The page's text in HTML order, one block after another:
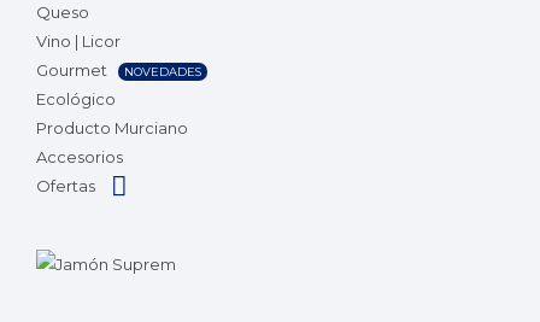
Queso
Vino | Licor
Gourmet
NOVEDADES
Ecológico
Producto Murciano
Accesorios
Ofertas